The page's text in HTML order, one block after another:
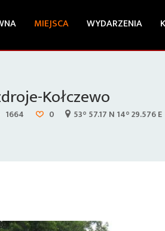
MIEJSCA WYDARZENIA
Kołczewo
1664 0 53° 57.17 N 14° 29.576 E